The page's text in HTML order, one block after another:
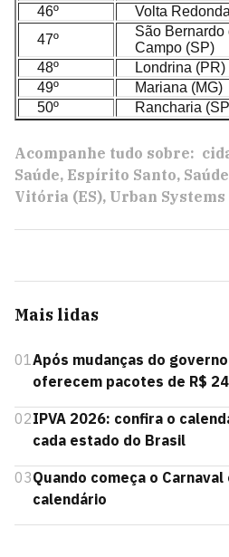
46º
Volta
47º
São Bernardo
Campo (SP)
48º
Londrina (PR)
49º
Mariana (MG)
50º
Rancharia
Acompanhe tudo sobre:
Saúde Espírito Santo
Vitória (ES) Urban Systems
Mais lidas
01Após mudanças do
oferecem pacotes de R$
02IPVA 2026: confira o
cada estado do Brasil
03Quando começa o Carnaval
calendário